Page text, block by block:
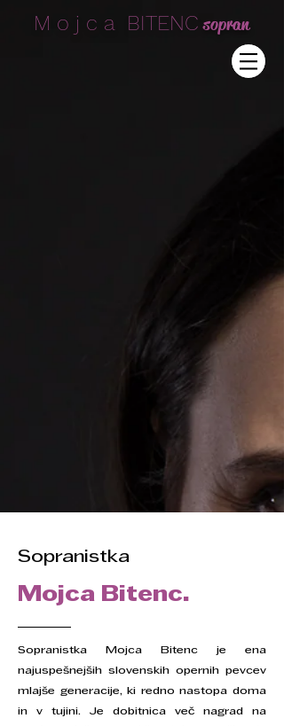
M o j c a BITENC sopran
Sopranistka
Mojca Bitenc.
Sopranistka Mojca Bitenc je ena
najuspešnejših slovenskih opernih pevcev
mlajše generacije, ki redno nastopa doma
in v tujini. Je dobitnica več nagrad na